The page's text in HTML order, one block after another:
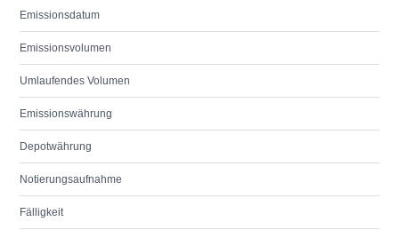
Emissionsdatum
Emissionsvolumen
Umlaufendes Volumen
Emissionswährung
Depotwährung
Notierungsaufnahme
Fälligkeit